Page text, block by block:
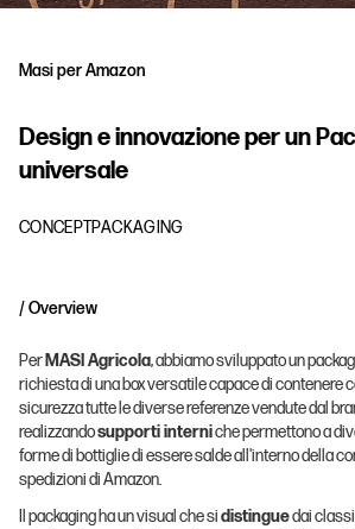
Masi per Amazon
DesigneinnovazioneperunPac
universale
CONCEPTPACKAGING
/ Overview
Per MASI Agricola, abbiamo sviluppato un
richiesta di una box versatile capace di contenere
sicurezza tutte le diverse referenze vendute dal
realizzandosupporti interniche permettono a
forme di bottiglie di essere salde all'interno della
spedizioni di Amazon.
Il packaging ha un visual che sidistinguedai